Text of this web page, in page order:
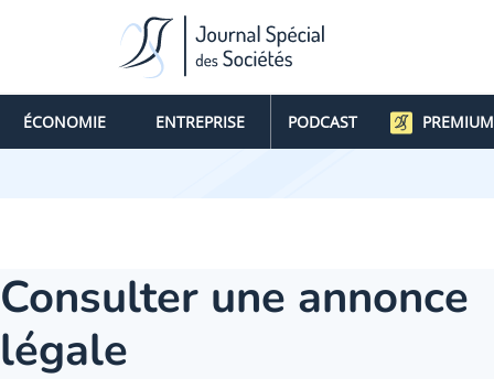
ÉCONOMIE ENTREPRISE PODCAST PREMIUM
Consulter une annonce
légale